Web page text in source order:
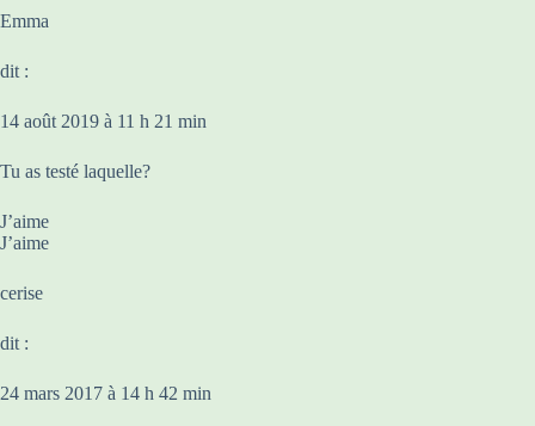
Emma
dit :
14 août 2019 à 11 h 21 min
Tu as testé laquelle?
J’aime
J’aime
cerise
dit :
24 mars 2017 à 14 h 42 min